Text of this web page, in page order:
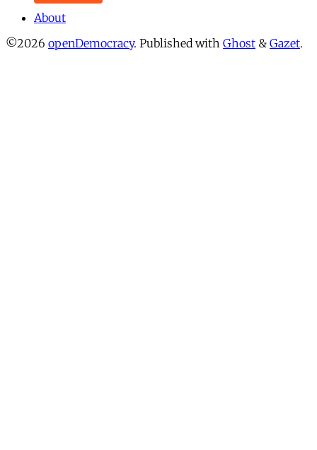
About
©2026 openDemocracy. Published with Ghost & Gazet.